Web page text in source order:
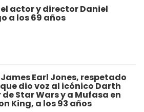
actor y director Daniel
a los 69 años
Earl Jones, respetado
dio voz al icónico Darth
Star Wars y a Mufasa en
King, a los 93 años